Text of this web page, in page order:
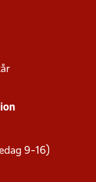
9-16)